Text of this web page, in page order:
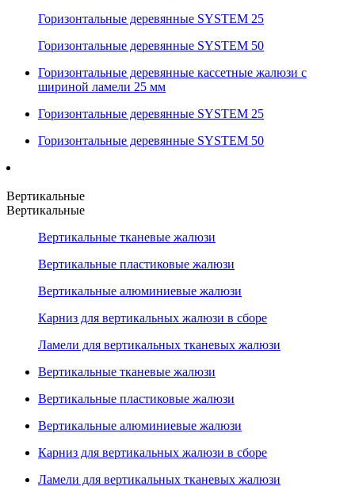
Горизонтальные деревянные SYSTEM 25
Горизонтальные деревянные SYSTEM 50
Горизонтальные деревянные кассетные жалюзи с
шириной ламели 25 мм
Горизонтальные деревянные SYSTEM 25
Горизонтальные деревянные SYSTEM 50
Вертикальные
Вертикальные
Вертикальные тканевые жалюзи
Вертикальные пластиковые жалюзи
Вертикальные алюминиевые жалюзи
Карниз для вертикальных жалюзи в сборе
Ламели для вертикальных тканевых жалюзи
Вертикальные тканевые жалюзи
Вертикальные пластиковые жалюзи
Вертикальные алюминиевые жалюзи
Карниз для вертикальных жалюзи в сборе
Ламели для вертикальных тканевых жалюзи